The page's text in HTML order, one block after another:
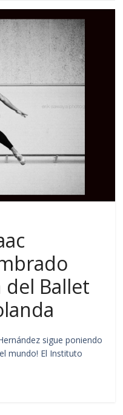
del Ballet
sigue poniendo
mundo! El Instituto